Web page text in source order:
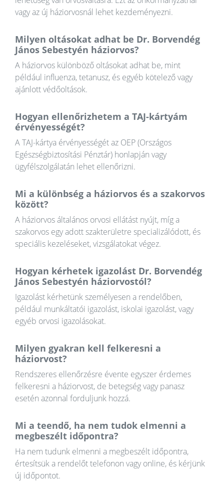
vagy az új háziorvosnál lehet kezdeményezni.
Milyen oltásokat adhat be Dr. Borvendég
János Sebestyén háziorvos?
A háziorvos különböző oltásokat adhat be, mint
például influenza, tetanusz, és egyéb kötelező vagy
ajánlott védőoltások.
Hogyan ellenőrizhetem a TAJ-kártyám
érvényességét?
A TAJ-kártya érvényességét az OEP (Országos
Egészségbiztosítási Pénztár) honlapján vagy
ügyfélszolgálatán lehet ellenőrizni.
Mi a különbség a háziorvos és a szakorvos
között?
A háziorvos általános orvosi ellátást nyújt, míg a
szakorvos egy adott szakterületre specializálódott, és
speciális kezeléseket, vizsgálatokat végez.
Hogyan kérhetek igazolást Dr. Borvendég
János Sebestyén háziorvostól?
Igazolást kérhetünk személyesen a rendelőben,
például munkáltatói igazolást, iskolai igazolást, vagy
egyéb orvosi igazolásokat.
Milyen gyakran kell felkeresni a
háziorvost?
Rendszeres ellenőrzésre évente egyszer érdemes
felkeresni a háziorvost, de betegség vagy panasz
esetén azonnal forduljunk hozzá.
Mi a teendő, ha nem tudok elmenni a
megbeszélt időpontra?
Ha nem tudunk elmenni a megbeszélt időpontra,
értesítsük a rendelőt telefonon vagy online, és kérjünk
új időpontot.